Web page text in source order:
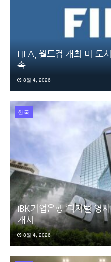
FIFA, 월드컵 개최 미 도
속
8월 4, 2026
한국
IBK기업은행 ‘디지털 영
개시
8월 4, 2026